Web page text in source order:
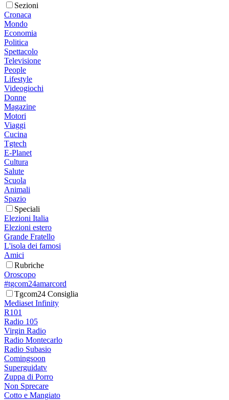
Sezioni
Cronaca
Mondo
Economia
Politica
Spettacolo
Televisione
People
Lifestyle
Videogiochi
Donne
Magazine
Motori
Viaggi
Cucina
Tgtech
E-Planet
Cultura
Salute
Scuola
Animali
Spazio
Speciali
Elezioni Italia
Elezioni estero
Grande Fratello
L'isola dei famosi
Amici
Rubriche
Oroscopo
#tgcom24amarcord
Tgcom24 Consiglia
Mediaset Infinity
R101
Radio 105
Virgin Radio
Radio Montecarlo
Radio Subasio
Comingsoon
Superguidatv
Zuppa di Porro
Non Sprecare
Cotto e Mangiato